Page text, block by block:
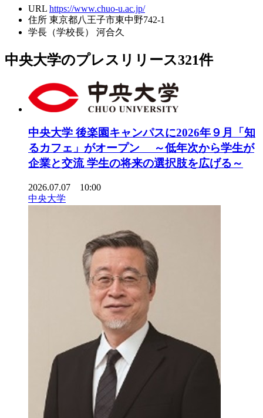
URL https://www.chuo-u.ac.jp/
住所 東京都八王子市東中野742-1
学長（学校長）
河合久
中央大学のプレスリリース321件
中央大学 後楽園キャンパスに2026年９月「知
るカフェ」がオープン ～低年次から学生が
企業と交流 学生の将来の選択肢を広げる～
2026.07.07 10:00
中央大学